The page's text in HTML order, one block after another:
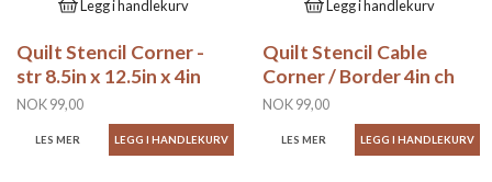
Legg i handlekurv
Quilt Stencil Corner -
str 8.5in x 12.5in x 4in
NOK 99,00
LES MER
Legg i handlekurv
Quilt Stencil Cable
Corner / Border 4in ch
NOK 99,00
LES MER